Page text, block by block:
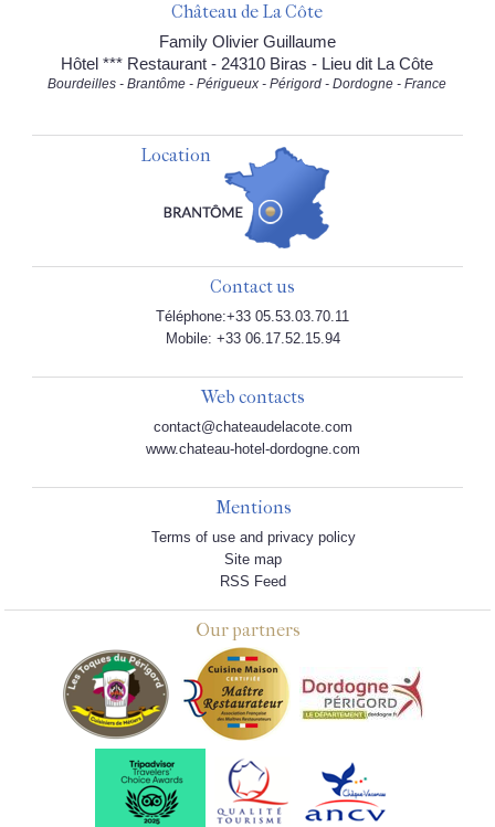
Château de La Côte
Family Olivier Guillaume
Hôtel *** Restaurant - 24310 Biras - Lieu dit La Côte
Bourdeilles - Brantôme - Périgueux - Périgord - Dordogne - France
Location
Contact us
Téléphone:+33 05.53.03.70.11
Mobile: +33 06.17.52.15.94
Web contacts
contact@chateaudelacote.com
www.chateau-hotel-dordogne.com
Mentions
Terms of use and privacy policy
Site map
RSS Feed
Our partners